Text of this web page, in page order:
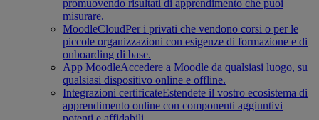
promuovendo risultati di apprendimento che puoi
misurare.
MoodleCloudPer i privati che vendono corsi o per le
piccole organizzazioni con esigenze di formazione e di
onboarding di base.
App MoodleAccedere a Moodle da qualsiasi luogo, su
qualsiasi dispositivo online e offline.
Integrazioni certificateEstendete il vostro ecosistema di
apprendimento online con componenti aggiuntivi